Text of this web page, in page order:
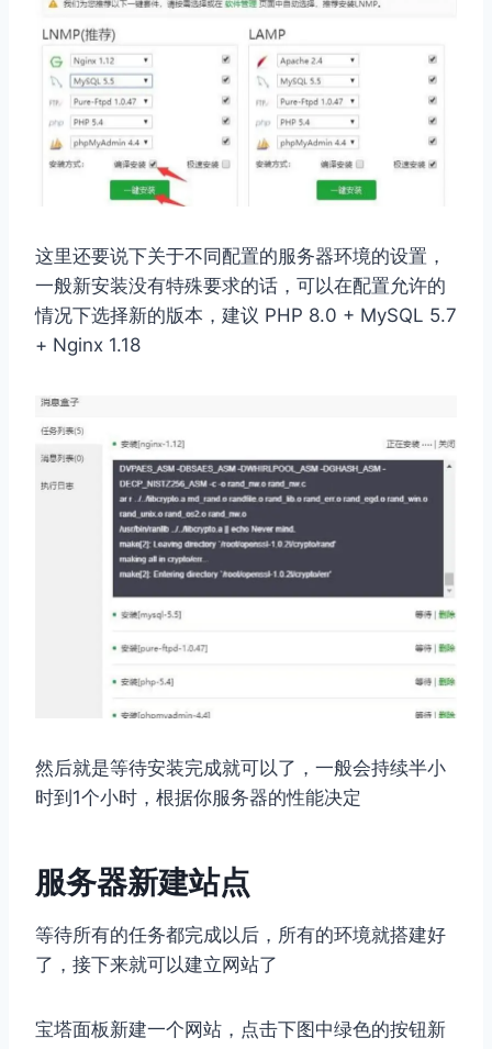
这里还要说下关于不同配置的服务器环境的设置，
一般新安装没有特殊要求的话，可以在配置允许的
情况下选择新的版本，建议 PHP 8.0 + MySQL 5.7
+ Nginx 1.18
然后就是等待安装完成就可以了，一般会持续半小
时到1个小时，根据你服务器的性能决定
服务器新建站点
等待所有的任务都完成以后，所有的环境就搭建好
了，接下来就可以建立网站了
宝塔面板新建一个网站，点击下图中绿色的按钮新